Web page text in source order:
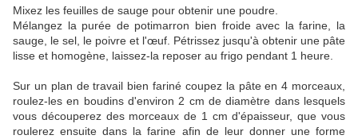
Mixez les feuilles de sauge pour obtenir une poudre.
Mélangez la purée de potimarron bien froide avec la farine, la
sauge, le sel, le poivre et l'œuf. Pétrissez jusqu'à obtenir une pâte
lisse et homogène, laissez-la reposer au frigo pendant 1 heure.
Sur un plan de travail bien fariné coupez la pâte en 4 morceaux,
roulez-les en boudins d'environ 2 cm de diamètre dans lesquels
vous découperez des morceaux de 1 cm d'épaisseur, que vous
roulerez ensuite dans la farine afin de leur donner une forme